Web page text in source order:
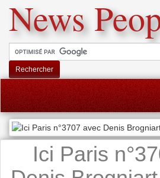
News
Rechercher
Ici Paris